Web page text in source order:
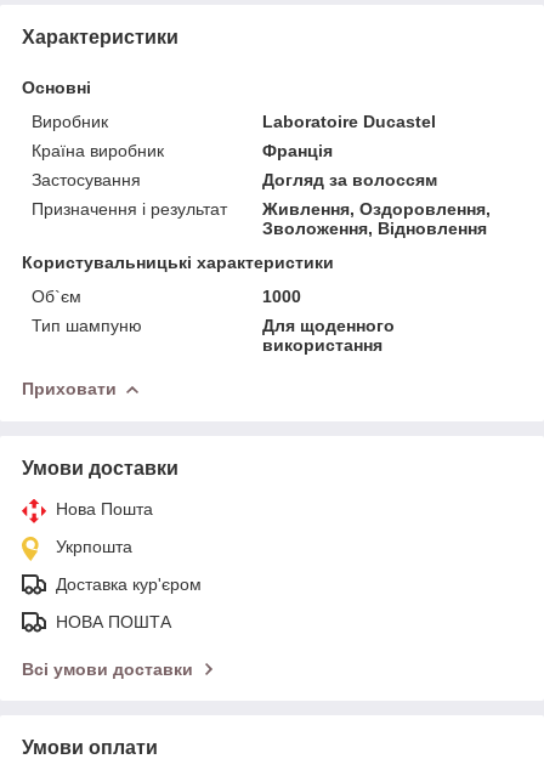
Характеристики
Основні
Виробник
Laboratoire Ducastel
Країна виробник
Франція
Застосування
Догляд за волоссям
Призначення і результат
Живлення, Оздоровлення,
Зволоження, Відновлення
Користувальницькі характеристики
Об`єм
1000
Тип шампуню
Для щоденного
використання
Приховати
Умови доставки
Нова Пошта
Укрпошта
Доставка кур'єром
НОВА ПОШТА
Всі умови доставки
Умови оплати